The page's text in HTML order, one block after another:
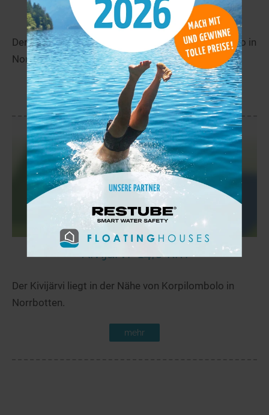
Suaningijärvi 13,1 km
Der Suaningijärvi liegt in der Nähe von Korpilombolo in
Norrbotten.
mehr
Kivijärvi 14,0 km
Der Kivijärvi liegt in der Nähe von Korpilombolo in
Norrbotten.
mehr